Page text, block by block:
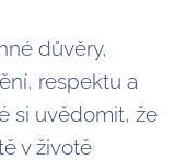
důvěry,
respektu a
si uvědomit, že
v životě